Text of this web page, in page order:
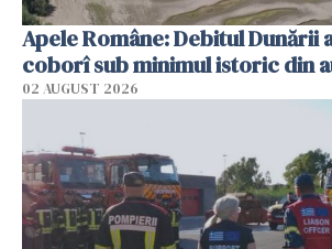
Apele Române: Debitul Dunării
coborî sub minimul istoric din
02 AUGUST 2026